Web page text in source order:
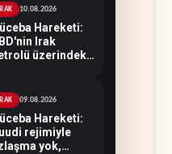
IRAK 10.08.2026
Hareketi:
Irak
üzerindeki
IRAK 09.08.2026
Hareketi:
rejimiyle
yok,